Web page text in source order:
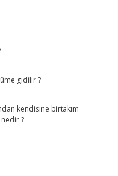
gidilir ?
kendisine birtakım
?